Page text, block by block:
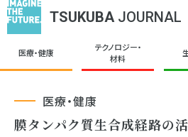
TSUKUBA JOURNAL
医療・健康
テクノロジー・
材料
医療・健康
膜タンパク質生合成経路の